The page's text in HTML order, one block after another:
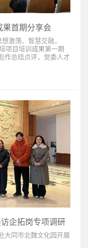
果首期分享会
激荡、智慧交融，
项目培训成果第一期
作总结点评，党委人才
企拓岗专项调研
大同市北魏文化园开展